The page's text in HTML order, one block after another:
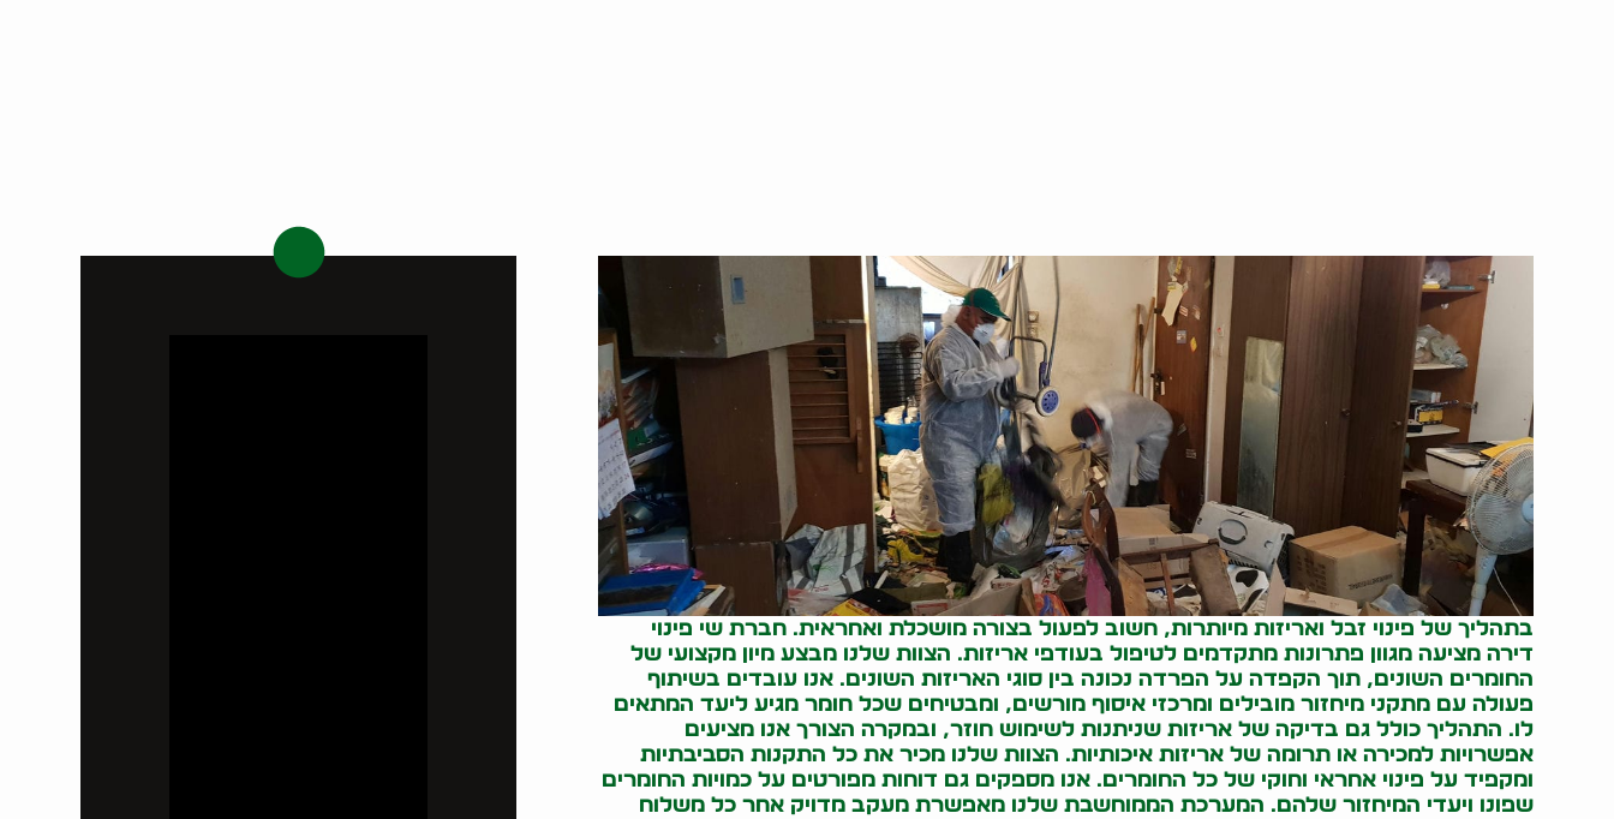
בתהליך של פינוי זבל ואריזות מיותרות, חשוב לפעול בצורה מושכלת ואחראית. חברת שי פינוי
דירה מציעה מגוון פתרונות מתקדמים לטיפול בעודפי אריזות. הצוות שלנו מבצע מיון מקצועי של
החומרים השונים, תוך הקפדה על הפרדה נכונה בין סוגי האריזות השונים. אנו עובדים בשיתוף
פעולה עם מתקני מיחזור מובילים ומרכזי איסוף מורשים, ומבטיחים שכל חומר מגיע ליעד המתאים
לו. התהליך כולל גם בדיקה של אריזות שניתנות לשימוש חוזר, ובמקרה הצורך אנו מציעים
אפשרויות למכירה או תרומה של אריזות איכותיות. הצוות שלנו מכיר את כל התקנות הסביבתיות
ומקפיד על פינוי אחראי וחוקי של כל החומרים. אנו מספקים גם דוחות מפורטים על כמויות החומרים
שפונו ויעדי המיחזור שלהם. המערכת הממוחשבת שלנו מאפשרת מעקב מדויק אחר כל משלוח